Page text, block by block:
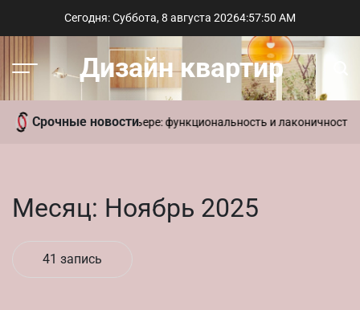
Сегодня: Суббота, 8 августа 20264:57:50 AM
Меню Дизайн квартир
Срочные новости
стиль в интерьере: функциональность и лаконичность
Месяц: Ноябрь 2025
41 запись